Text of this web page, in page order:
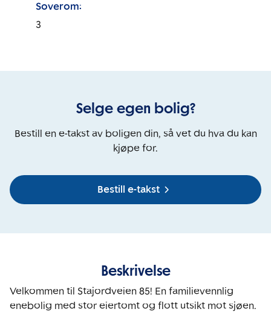
Soverom:
3
Selge egen bolig?
Bestill en e-takst av boligen din, så vet du hva du kan
kjøpe for.
Bestill e-takst
Beskrivelse
Velkommen til Stajordveien 85! En familievennlig
enebolig med stor eiertomt og flott utsikt mot sjøen.